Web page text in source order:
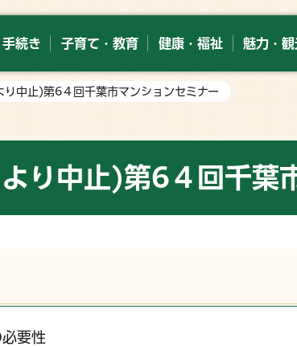
続き 子育て・教育 健康・福祉 魅力・観
中止)第6４回千葉市マンションセミナー
り中止)第6４回千葉
要性